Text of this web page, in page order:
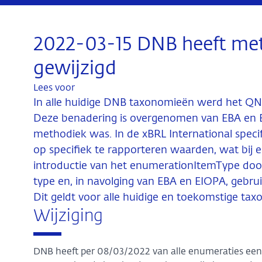
2022-03-15 DNB heeft
gewijzigd
Lees voor
In alle huidige DNB taxonomieën werd het
Deze benadering is overgenomen van EBA
methodiek was. In de xBRL International
op specifiek te rapporteren waarden, wat bij
introductie van het enumerationItemType
type en, in navolging van EBA en EIOPA,
Dit geldt voor alle huidige en toekomstige
Wijziging
DNB heeft per 08/03/2022 van alle enumeraties